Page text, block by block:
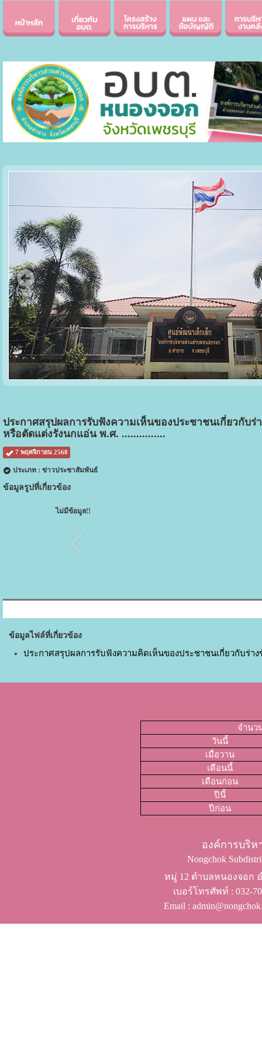
ประกาศสรุปผลการรับฟังความเห็นของประชาชนเกี่ยวกั
หรือตัดแต่งรังนกแอ่น พ.ศ. ...............
7 พฤศจิกายน 2568
ประเภท : ข่าวประชาสัมพันธ์
ข้อมูลรูปที่เกี่ยวข้อง
ไม่มีข้อมูล!!
ข้อมูลไฟล์ที่เกี่ยวข้อง
ประกาศสรุปผลการรับฟังความคิดเห็นของประชาชนเกี่ยวกับร่
จำนว
วันนี้
เมื่อวาน
เดือนนี้
เดือนก่อน
ปีนี้
ปีก่อน
องค์การบริ
Nongchok
หมู่ 12 ตำบลหนองจอก
เบอร์โทรศัพท์ ​: 032-
Email :